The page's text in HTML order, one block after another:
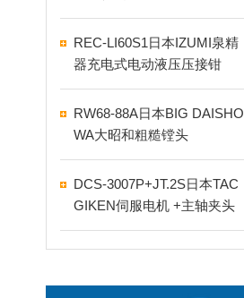
REC-LI60S1日本IZUMI泉精
器充电式电动液压压接钳
RW68-88A日本BIG DAISHO
WA大昭和粗糙镗头
DCS-3007P+JT.2S日本TAC
GIKEN伺服电机 +主轴夹头